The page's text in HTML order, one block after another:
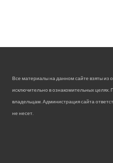
Все материалы на данном сайте взяты из
исключительно в ознакомительных
владельцам. Администрация сайта
не несет.